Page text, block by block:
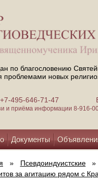
по благословению
проблемами новых
+7-495-646-71-47
и приёма информации 8-916-
Документы
» Псевдоиндуистские »
за агитацию рядом с